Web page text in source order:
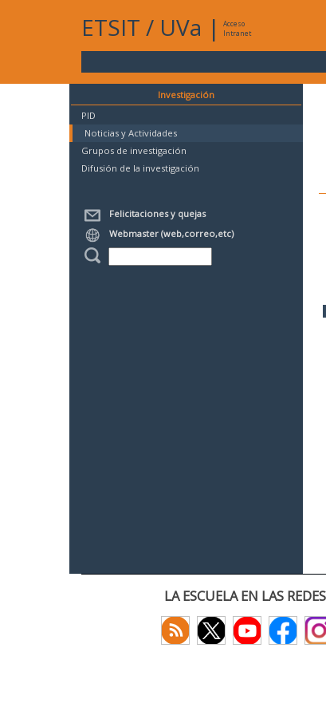
ETSIT / UVa |
Acceso
Intranet
Investigación
PID
Noticias y Actividades
Grupos de investigación
Difusión de la investigación
Felicitaciones y quejas
Webmaster (web,correo,etc)
LA ESCUELA EN LAS REDES